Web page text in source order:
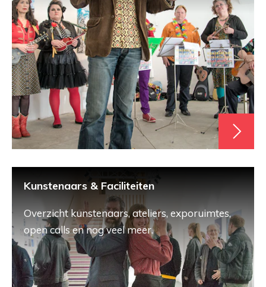
Kunstenaars & Faciliteiten
Overzicht kunstenaars, ateliers, exporuimtes,
open calls en nog veel meer.